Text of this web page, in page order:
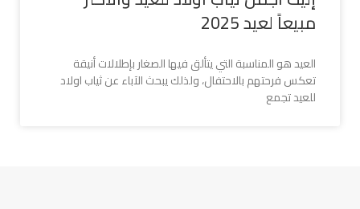
مبيعاً لعيد 2025
العيد هو المناسبة التي يتألق فيها الصغار بإطلالات أنيقة
تعكس فرحتهم بالاحتفال، ولذلك يبحث الآباء عن ثياب اولاد
للعيد تجمع